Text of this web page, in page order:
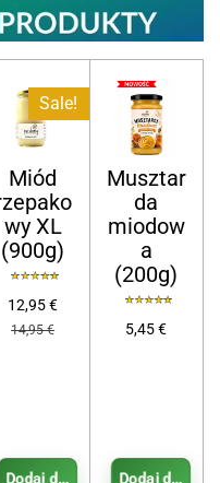
Sale!
Miód
wy XL
(900g)
12,95 €
14,95 €
Dodaj do koszyka
Musztar
da
miodow
a
(200g)
5,45 €
Dodaj do